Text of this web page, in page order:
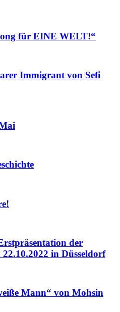
für EINE WELT!“
Immigrant von Sefi
der
in Düsseldorf
Mann“ von Mohsin